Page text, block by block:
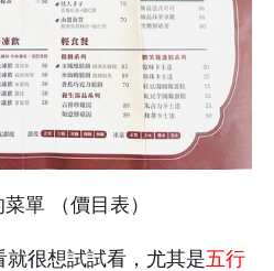
單 （價目表）
很想試試看，尤其是五行